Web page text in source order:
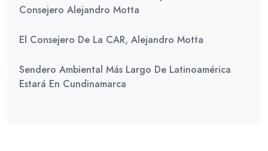
Consejero Alejandro Motta
El Consejero De La CAR, Alejandro Motta
Sendero Ambiental Más Largo De Latinoamérica
Estará En Cundinamarca